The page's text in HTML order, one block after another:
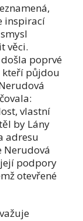
inspirací
věci.
poprvé
kteří půjdou
vlastní
by Lány
adresu
Nerudová
podpory
otevřené